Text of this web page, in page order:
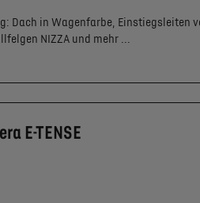
Dach in Wagenfarbe, Einstiegsleiten
NIZZA und mehr ...
E-TENSE